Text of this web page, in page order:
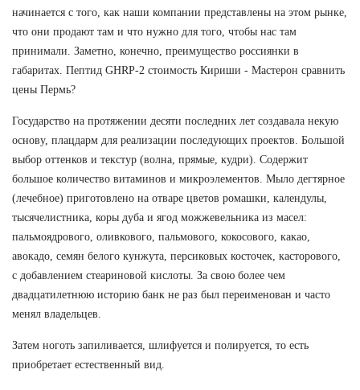
начинается с того, как наши компании представлены на этом рынке,
что они продают там и что нужно для того, чтобы нас там
принимали. Заметно, конечно, преимущество россиянки в
габаритах. Пептид GHRP-2 стоимость Кириши - Мастерон сравнить
цены Пермь?
Государство на протяжении десяти последних лет создавала некую
основу, плацдарм для реализации последующих проектов. Большой
выбор оттенков и текстур (волна, прямые, кудри). Содержит
большое количество витаминов и микроэлементов. Мыло дегтярное
(лечебное) приготовлено на отваре цветов ромашки, календулы,
тысячелистника, коры дуба и ягод можжевельника из масел:
пальмоядрового, оливкового, пальмового, кокосового, какао,
авокадо, семян белого кунжута, персиковых косточек, касторового,
с добавлением стеариновой кислоты. За свою более чем
двадцатилетнюю историю банк не раз был переименован и часто
менял владельцев.
Затем ноготь запиливается, шлифуется и полируется, то есть
приобретает естественный вид.